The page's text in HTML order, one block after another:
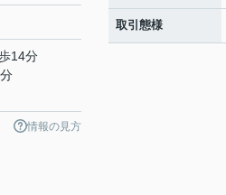
14分
情報の見方
取引態様